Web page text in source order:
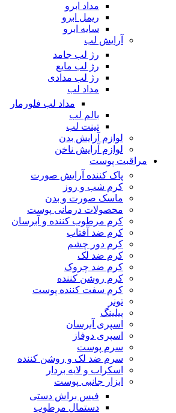
مداد ابرو
ریمل ابرو
سایه ابرو
آرایش لب
رژ لب جامد
رژ لب مایع
رژ لب مدادی
مداد لب
مداد لب فلورمار
بالم لب
تینت لب
لوازم آرایش بدن
لوازم آرایش ناخن
مراقبت پوست
پاک کننده آرایش صورت
کرم شب و روز
ماسک صورت و بدن
محصولات درمانی پوست
کرم مرطوب کننده و آبرسان
کرم ضد آفتاب
کرم دور چشم
کرم ضد لک
کرم ضد چروک
کرم روشن کننده
کرم سفت کننده پوست
تونر
پیلینگ
اسپری آبرسان
اسپری دوفاز
سرم پوست
سرم ضد لک و روشن کننده
اسکراب و لایه بردار
ابزار جانبی پوست
فیس براش دستی
دستمال مرطوب